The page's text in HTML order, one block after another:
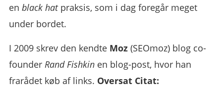
enblack hatpraksis, som i dag foregår meget
under bordet.
I 2009 skrev den kendte Moz (SEOmoz) blog co-
founder Rand Fishkin en blog-post, hvor han
frarådet køb af links. Oversat Citat: